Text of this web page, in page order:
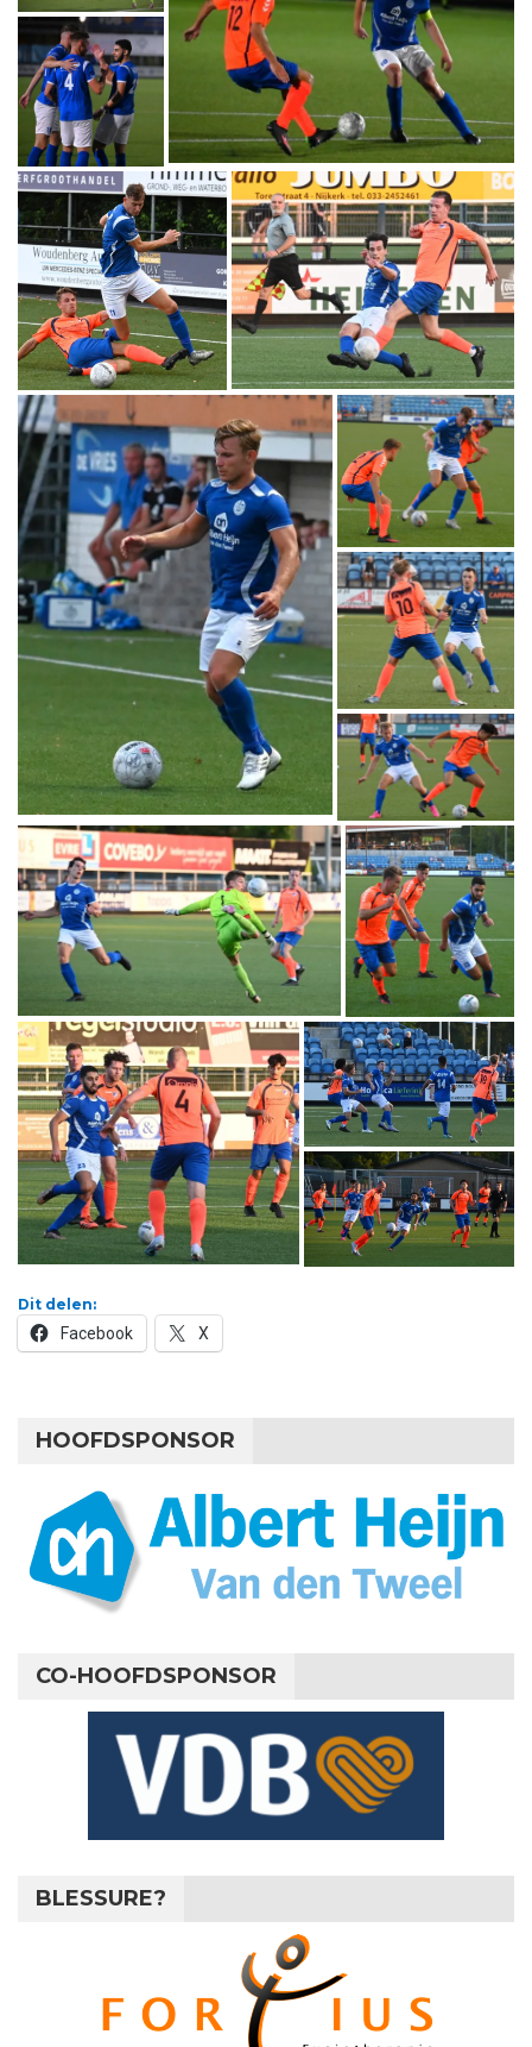
Dit delen:
Facebook X
HOOFDSPONSOR
CO-HOOFDSPONSOR
BLESSURE?